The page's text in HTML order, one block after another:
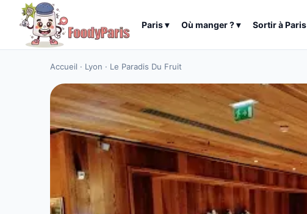
Paris▾ Où manger ?▾ Sortir àParis
Accueil · Lyon · Le Paradis Du Fruit